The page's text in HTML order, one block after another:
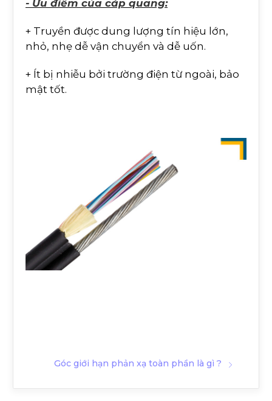
- Ưu điểm của cáp quang:
+ Truyền được dung lượng tín hiệu lớn,
nhỏ, nhẹ dễ vận chuyển và dễ uốn.
+ Ít bị nhiễu bởi trường điện từ ngoài, bảo
mật tốt.
Góc giới hạn phản xạ toàn phần là gì ?